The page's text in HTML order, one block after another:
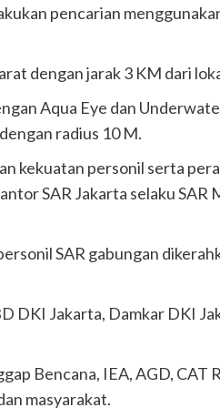
pencarian
dengan jarak 3 KM dari
Aqua Eye dan
radius 10 M.
kekuatan personil serta
SAR Jakarta selaku
SAR gabungan
DKI Jakarta, Damkar DKI
Bencana, IEA, AGD, CAT
masyarakat.